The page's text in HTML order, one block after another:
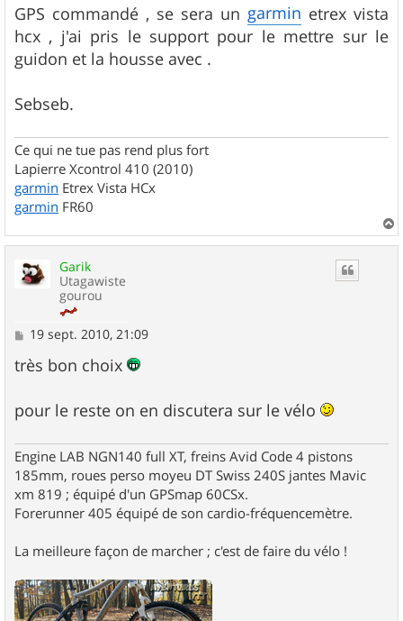
s
s
a
g
e
GPS commandé , se sera un garmin etrex vista
hcx , j'ai pris le support pour le mettre sur le
guidon et la housse avec .
Sebseb.
Ce qui ne tue pas rend plus fort
Lapierre Xcontrol 410 (2010)
garmin Etrex Vista HCx
garmin FR60
a
Garik
Utagawiste
gourou
M
s
s
g
e
19 sept. 2010, 21:09
très bon choix
pour le reste on en discutera sur le vélo
Engine LAB NGN140 full XT, freins Avid Code 4 pistons
185mm, roues perso moyeu DT Swiss 240S jantes Mavic
xm 819 ; équipé d'un GPSmap 60CSx.
Forerunner 405 équipé de son cardio-fréquencemètre.
La meilleure façon de marcher ; c'est de faire du vélo !